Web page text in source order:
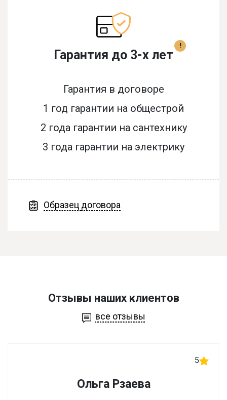
Гарантия до 3-х лет
!
Гарантия в договоре
1 год гарантии на общестрой
2 года гарантии на сантехнику
3 года гарантии на электрику
Образец договора
Отзывы наших клиентов
все отзывы
5
Ольга Рзаева